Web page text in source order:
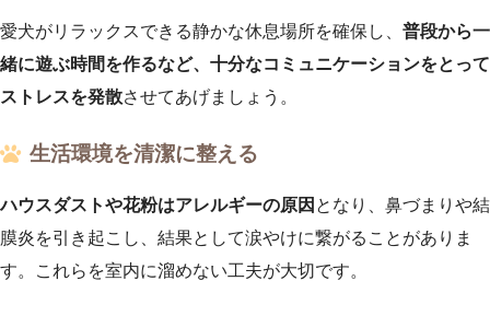
愛犬がリラックスできる静かな休息場所を確保し、 普段から一
緒に遊ぶ時間を作るなど、十分なコミュニケーションをとって
ストレスを発散させてあげましょう。
生活環境を清潔に整える
ハウスダストや花粉はアレルギーの原因 となり、鼻づまりや結
膜炎を引き起こし、結果として涙やけに繋がることがありま
す。これらを室内に溜めない工夫が大切です。